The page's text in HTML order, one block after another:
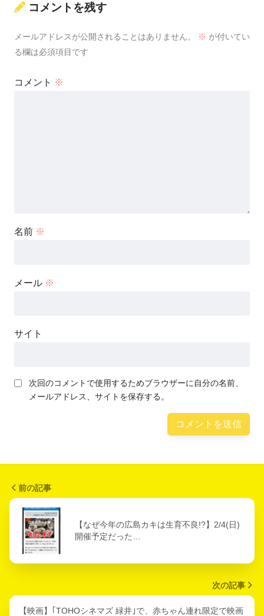
コメントを残す
メールアドレスが公開されることはありません。 ※ が付いてい
る欄は必須項目です
コメント ※
名前 ※
メール ※
サイト
次回のコメントで使用するためブラウザーに自分の名前、
メールアドレス、サイトを保存する。
前の記事
【なぜ今年の広島カキは生育不良!?】2/4(日)
開催予定だった…
次の記事
【映画】｢TOHOシネマズ 緑井｣で、赤ちゃん連れ限定で映画